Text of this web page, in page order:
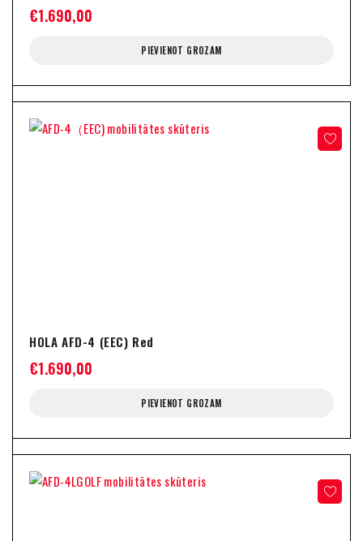
€1.690,00
PIEVIENOT GROZAM
HOLA AFD-4 (EEC) Red
€1.690,00
PIEVIENOT GROZAM